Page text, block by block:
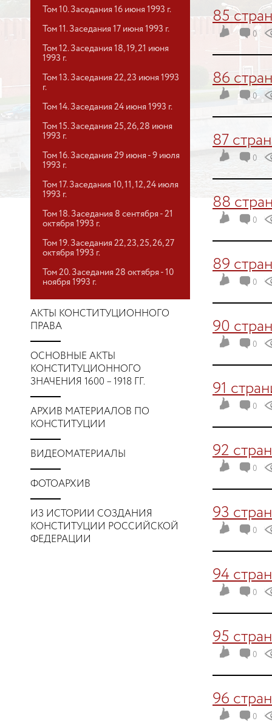
Том 10. Заседания 16 июня 1993 г.
Том 11. Заседания 17 июня 1993 г.
Том 12. Заседания 18, 19, 21 июня
1993 г.
Том 13. Заседания 22, 23 июня 1993
г.
Том 14. Заседания 24 июня 1993 г.
Том 15. Заседания 25, 26, 28 июня
1993 г.
Том 16. Заседания 29 июня - 9 июля
1993 г.
Том 17. Заседания 10, 11, 12, 24 июля
1993 г.
Том 18. Заседания 8 сентября - 21
октября 1993 г.
Том 19. Заседания 22, 23, 25, 26, 27
октября 1993 г.
Том 20. Заседания 28 октября - 10
ноября 1993 г.
АКТЫ КОНСТИТУЦИОННОГО
ПРАВА
ОСНОВНЫЕ АКТЫ
КОНСТИТУЦИОННОГО
ЗНАЧЕНИЯ 1600 – 1918 ГГ.
АРХИВ МАТЕРИАЛОВ ПО
КОНСТИТУЦИИ
ВИДЕОМАТЕРИАЛЫ
ФОТОАРХИВ
ИЗ ИСТОРИИ СОЗДАНИЯ
КОНСТИТУЦИИ РОССИЙСКОЙ
ФЕДЕРАЦИИ
85
0
86
0
87
0
88
0
89
0
90
0
91
0
92
0
93
0
94
0
95
0
96
0